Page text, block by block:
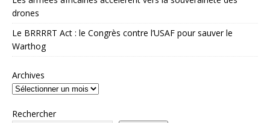
drones
Le BRRRRT Act : le Congrès contre l’USAF pour sauver le
Warthog
Archives
Rechercher